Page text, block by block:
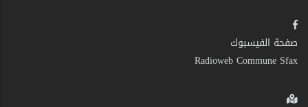
صفحة الفيسبوك
Radioweb Commune Sfax